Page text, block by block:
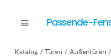
Toggle Passende-
Katalog Türen Außentüren